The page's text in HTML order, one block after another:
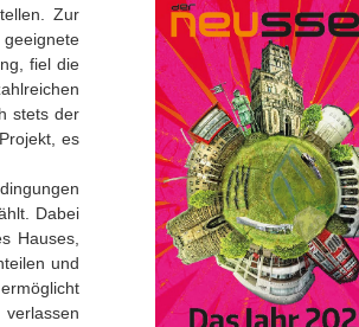
Zur
fiel die
stets der
es
Dabei
Hauses,
und